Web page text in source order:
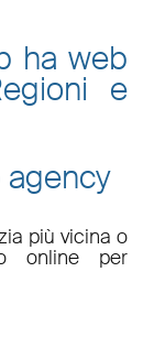
ha web
e
agency
più vicina o
online per